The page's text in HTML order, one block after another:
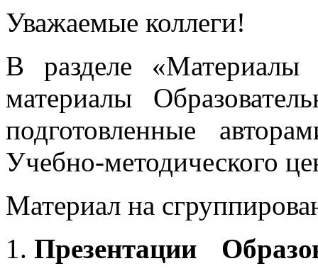
Уважаемые коллеги!
В разделе «Материалы
материалы
подготовленные
Учебно-методического
Материал на
Презентации